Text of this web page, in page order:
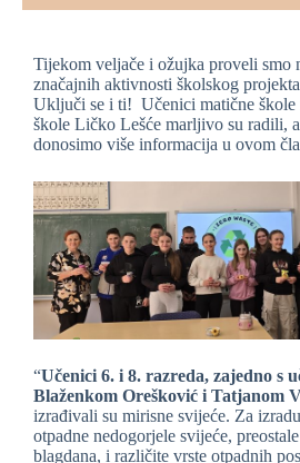
Tijekom veljače i ožujka proveli smo
značajnih aktivnosti školskog
Uključi se i ti! Učenici matične škole
škole Ličko Lešće marljivo su radili,
donosimo više informacija u ovom
“Učenici 6. i 8. razreda, zajedno s
Blaženkom Orešković i Tatjanom
izrađivali su mirisne svijeće. Za
otpadne nedogorjele svijeće,
blagdana, i različite vrste otpadnih